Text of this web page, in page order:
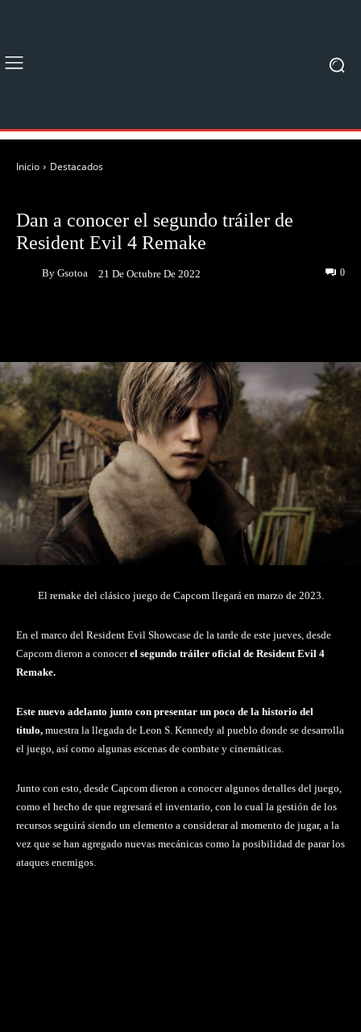
Inicio Destacados
Dan a conocer el segundo tráiler de
Resident Evil 4 Remake
By Gsotoa 21 De Octubre De 2022 0
El remake del clásico juego de Capcom llegará en marzo de 2023.
En el marco del Resident Evil Showcase de la tarde de este jueves, desde
Capcom dieron a conocerel segundo tráiler oficial de Resident Evil 4
Remake.
Este nuevo adelanto junto con presentar un poco de la historio del
título, muestra la llegada de Leon S. Kennedy al pueblo donde se desarrolla
el juego, así como algunas escenas de combate y cinemáticas.
Junto con esto, desde Capcom dieron a conocer algunos detalles del juego,
como el hecho de que regresará el inventario, con lo cual la gestión de los
recursos seguirá siendo un elemento a considerar al momento de jugar, a la
vez que se han agregado nuevas mecánicas como la posibilidad de parar los
ataques enemigos.